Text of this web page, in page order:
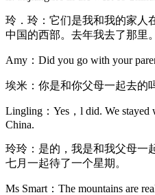
玲．玲：它们是我和我的家人
中国的西部。去年我去了那里。
Amy：Did you go with your
埃米：你是和你父母一起去的
Lingling：Yes，l did. We stayed
China.
玲玲：是的，我是和我父母一
七月一起待了一个星期。
Ms Smart：The mountains are